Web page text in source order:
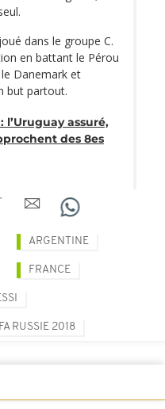
dans le groupe C.
en battant le Pérou
Danemark et
but partout.
l’Uruguay assuré,
des 8es
ARGENTINE
FRANCE
RUSSIE 2018